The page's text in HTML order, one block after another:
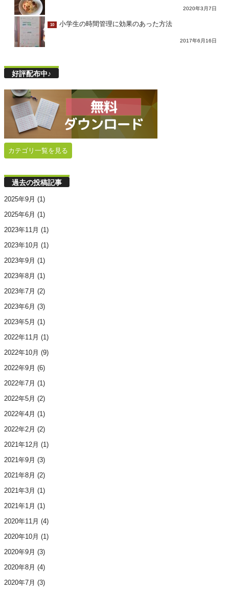
2020年3月7日
10 小学生の時間管理に効果のあった方法
2017年6月16日
好評配布中♪
カテゴリ一覧を見る
過去の投稿記事
2025年9月 (1)
2025年6月 (1)
2023年11月 (1)
2023年10月 (1)
2023年9月 (1)
2023年8月 (1)
2023年7月 (2)
2023年6月 (3)
2023年5月 (1)
2022年11月 (1)
2022年10月 (9)
2022年9月 (6)
2022年7月 (1)
2022年5月 (2)
2022年4月 (1)
2022年2月 (2)
2021年12月 (1)
2021年9月 (3)
2021年8月 (2)
2021年3月 (1)
2021年1月 (1)
2020年11月 (4)
2020年10月 (1)
2020年9月 (3)
2020年8月 (4)
2020年7月 (3)